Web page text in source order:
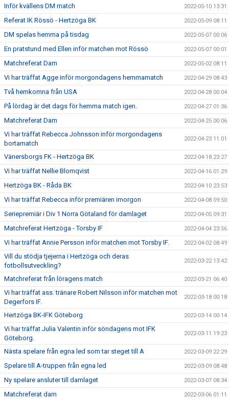
Inför kvällens DM match 2022-05-10 13:31
Referat IK Rössö - Hertzöga BK 2022-05-09 08:11
DM spelas hemma på tisdag 2022-05-07 00:06
En pratstund med Ellen inför matchen mot Rössö 2022-05-07 00:01
Matchreferat Dam 2022-05-02 08:11
Vi har träffat Agge inför morgondagens hemmamatch 2022-04-29 08:43
Två hemkomna från USA 2022-04-28 00:04
På lördag är det dags för hemma match igen. 2022-04-27 01:36
Matchreferat Dam 2022-04-25 00:06
Vi har träffat Rebecca Johnsson inför morgondagens
bortamatch
2022-04-23 11:01
Vänersborgs FK - Hertzöga BK 2022-04-18 23:27
Vi har träffat Nellie Blomqvist 2022-04-16 01:29
Hertzöga BK - Råda BK 2022-04-10 23:53
Vi har träffat Rebecca inför premiären imorgon 2022-04-08 09:50
Seriepremiär i Div 1 Norra Götaland för damlaget 2022-04-05 09:31
Matchreferat Hertzöga - Torsby IF 2022-04-04 23:56
Vi har träffat Annie Persson inför matchen mot Torsby IF. 2022-04-02 08:49
Vill du stödja tjejerna i Hertzöga och deras
fotbollsutveckling?
2022-03-22 13:42
Matchreferat från löragens match 2022-03-21 06:40
Vi har träffat ass. tränare Robert Nilsson inför matchen mot
Degerfors IF.
2022-03-18 00:18
Hertzöga BK-IFK Göteborg 2022-03-14 00:14
Vi har träffat Julia Valentin inför söndagens mot IFK
Göteborg.
2022-03-11 19:23
Nästa spelare från egna led som tar steget till A 2022-03-09 22:29
Spelare till A-truppen från egna led 2022-03-09 08:48
Ny spelare ansluter till damlaget 2022-03-07 08:34
Matchreferat dam 2022-03-06 01:11